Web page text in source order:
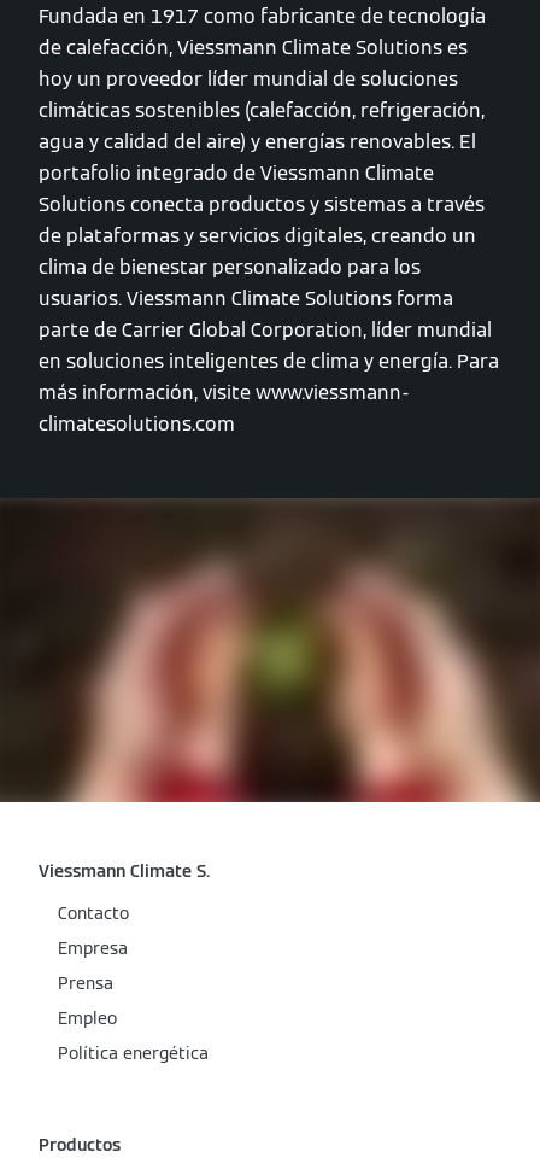
Fundada en 1917 como fabricante de tecnología
de calefacción, Viessmann Climate Solutions es
hoy un proveedor líder mundial de soluciones
climáticas sostenibles (calefacción, refrigeración,
agua y calidad del aire) y energías renovables. El
portafolio integrado de Viessmann Climate
Solutions conecta productos y sistemas a través
de plataformas y servicios digitales, creando un
clima de bienestar personalizado para los
usuarios. Viessmann Climate Solutions forma
parte de Carrier Global Corporation, líder mundial
en soluciones inteligentes de clima y energía. Para
más información, visite www.viessmann-
climatesolutions.com
Viessmann Climate S.
Contacto
Empresa
Prensa
Empleo
Política energética
Productos